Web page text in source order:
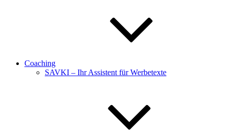
Coaching
SAVKI – Ihr Assistent für Werbetexte